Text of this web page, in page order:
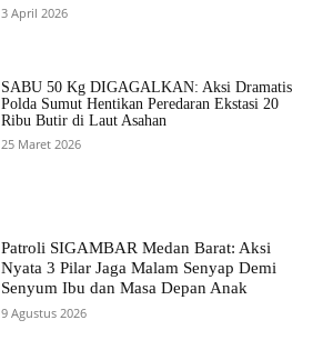
3 April 2026
SABU 50 Kg DIGAGALKAN: Aksi Dramatis
Polda Sumut Hentikan Peredaran Ekstasi 20
Ribu Butir di Laut Asahan
25 Maret 2026
Patroli SIGAMBAR Medan Barat: Aksi
Nyata 3 Pilar Jaga Malam Senyap Demi
Senyum Ibu dan Masa Depan Anak
9 Agustus 2026